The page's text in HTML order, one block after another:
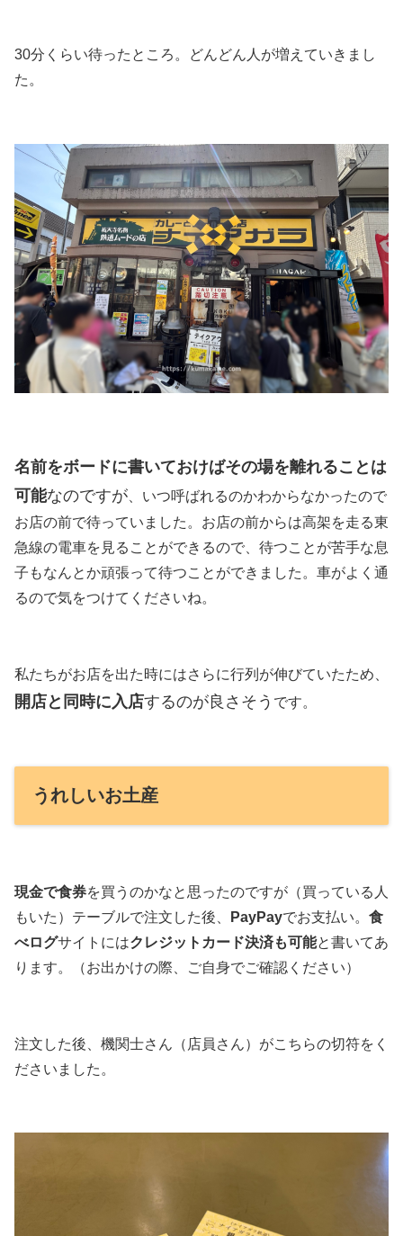
30分くらい待ったところ。どんどん人が増えていきまし
た。
名前をボードに書いておけばその場を離れることは
可能なのですが 、いつ呼ばれるのかわからなかったので
お店の前で待っていました。お店の前からは高架を走る東
急線の電車を見ることができるので、待つことが苦手な息
子もなんとか頑張って待つことができました。車がよく通
るので気をつけてくださいね。
私たちがお店を出た時にはさらに行列が伸びていたため、
開店と同時に入店するのが良さそう です。
うれしいお土産
現金で食券を買うのかなと思ったのですが（買っている人
もいた）テーブルで注文した後、
PayPayでお支払い。 食
べログサイトにはクレジットカード決済も可能と書いてあ
ります。（お出かけの際、ご自身でご確認ください）
注文した後、機関士さん（店員さん）がこちらの切符をく
ださいました。